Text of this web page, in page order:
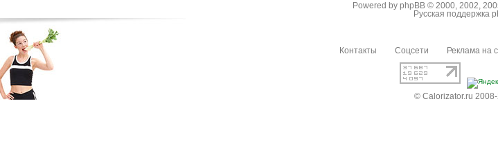
Powered by phpBB© 2000, 2002,
Русская поддержка
Контакты Соцсети Реклама на
© Calorizator.ru